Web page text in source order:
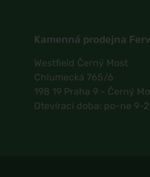
Kamenná prodejna
Westfield Černý Most
Chlumecká 765/6
198 19 Praha 9 - Černý
Otevírací doba: po-ne 9-